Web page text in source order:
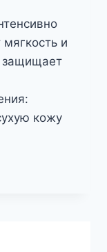
и
защищает
кожу